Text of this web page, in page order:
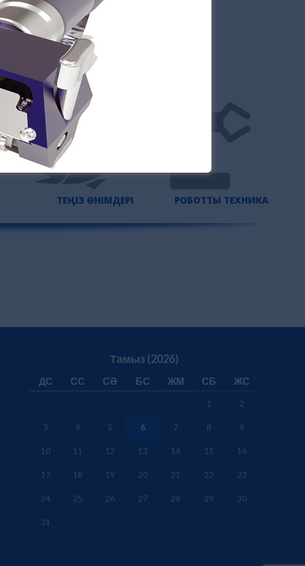
ТЕҢІЗ ӨНІМДЕРІ РОБОТТЫ ТЕХНИКА
Тамыз (2026)
ДС СС СӘ БС ЖМ СБ ЖС
1 2
3 4 5 6 7 8 9
10 11 12 13 14 15 16
17 18 19 20 21 22 23
24 25 26 27 28 29 30
31